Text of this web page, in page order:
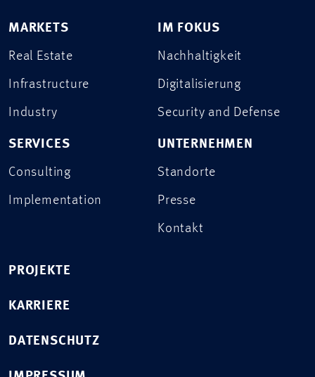
MARKETS
Real Estate
Infrastructure
Industry
SERVICES
Consulting
Implementation
IM FOKUS
Nachhaltigkeit
Digitalisierung
Security and Defense
UNTERNEHMEN
Standorte
Presse
Kontakt
PROJEKTE
KARRIERE
DATENSCHUTZ